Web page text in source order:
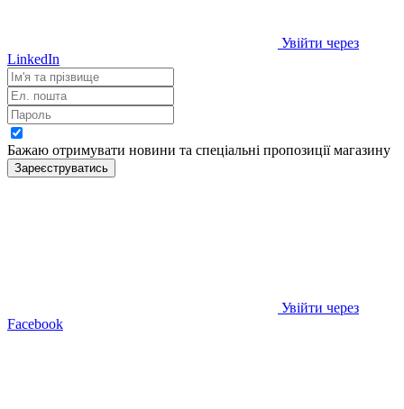
Увійти через
LinkedIn
Бажаю отримувати новини та спеціальні пропозиціїмагазину
Зареєструватись
Увійти через
Facebook